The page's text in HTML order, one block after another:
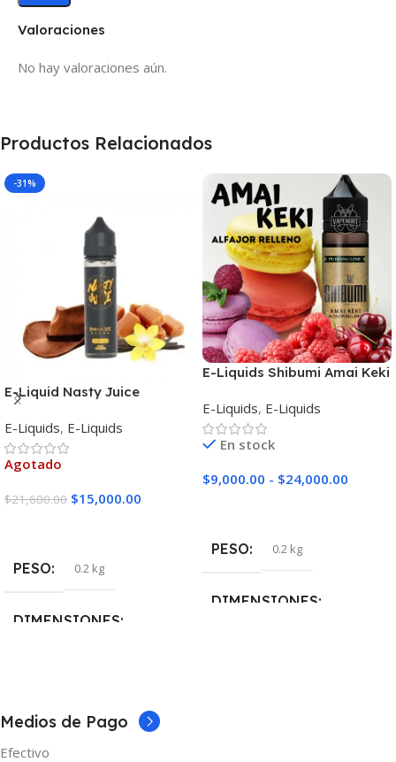
Valoraciones
No hay valoraciones aún.
Productos Relacionados
-31%
E-Liquid Nasty Juice
E-Liquids, E-Liquids
Agotado
$21,600.00 $15,000.00
PESO 0.2 kg
DIMENSIONES
NICOTINA 0mg ,3mg
E-Liquids Shibumi Amai Keki
E-Liquids, E-Liquids
En stock
$9,000.00 - $24,000.00
PESO 0.2 kg
DIMENSIONES
Medios de Pago
Efectivo